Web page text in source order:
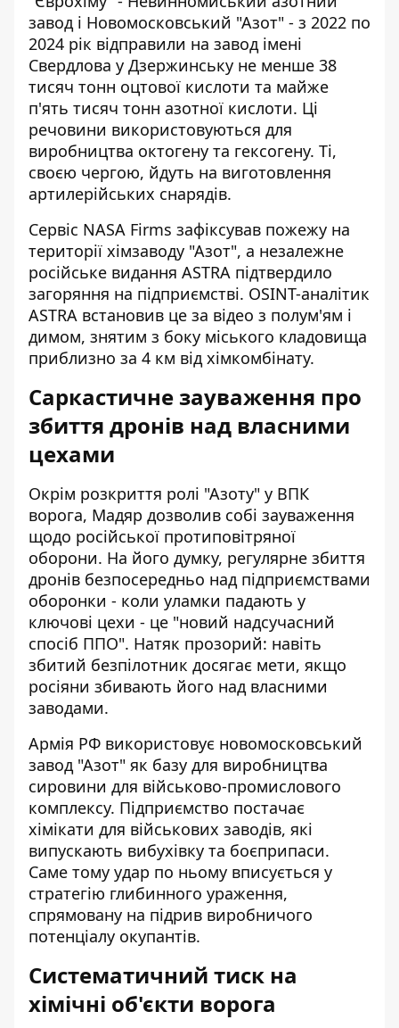
завод і Новомосковський "Азот" - з 2022 по
2024 рік відправили на завод імені
Свердлова у Дзержинську не менше 38
тисяч тонн оцтової кислоти та майже
п'ять тисяч тонн азотної кислоти. Ці
речовини використовуються для
виробництва октогену та гексогену. Ті,
своєю чергою, йдуть на виготовлення
артилерійських снарядів.
Сервіс NASA Firms зафіксував пожежу на
території хімзаводу "Азот", а незалежне
російське видання ASTRA підтвердило
загоряння на підприємстві. OSINT-аналітик
ASTRA встановив це за відео з полум'ям і
димом, знятим з боку міського кладовища
приблизно за 4 км від хімкомбінату.
Саркастичне зауваження про
збиття дронів над власними
цехами
Окрім розкриття ролі "Азоту" у ВПК
ворога, Мадяр дозволив собі зауваження
щодо російської протиповітряної
оборони. На його думку, регулярне збиття
дронів безпосередньо над підприємствами
оборонки - коли уламки падають у
ключові цехи - це "новий надсучасний
спосіб ППО". Натяк прозорий: навіть
збитий безпілотник досягає мети, якщо
росіяни збивають його над власними
заводами.
Армія РФ використовує новомосковський
завод "Азот" як базу для виробництва
сировини для військово-промислового
комплексу. Підприємство постачає
хімікати для військових заводів, які
випускають вибухівку та боєприпаси.
Саме тому удар по ньому вписується у
стратегію глибинного ураження,
спрямовану на підрив виробничого
потенціалу окупантів.
Систематичний тиск на
хімічні об'єкти ворога